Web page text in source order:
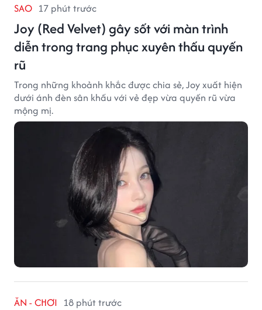
SAO 17 phút trước
Joy (Red Velvet) gây sốt với màn trình
diễn trong trang phục xuyên thấu quyến
rũ
Trong những khoảnh khắc được chia sẻ, Joy xuất hiện
dưới ánh đèn sân khấu với vẻ đẹp vừa quyến rũ vừa
mộng mị.
ĂN - CHƠI 18 phút trước